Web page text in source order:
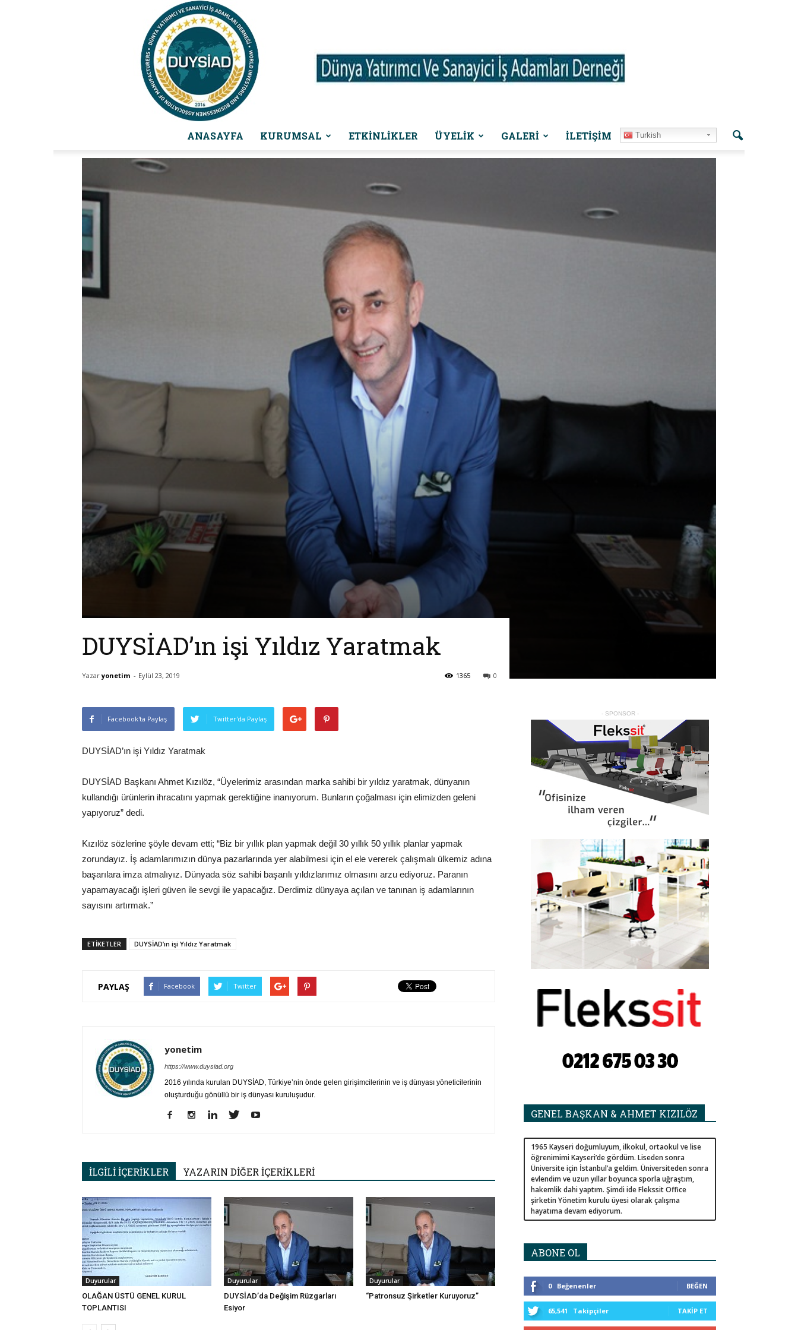
Dünya
Yatırımcı
Sanayi
İş
Adamları
ANASAYFA KURUMSAL ETKINLIKLER ÜYELİK GALERİ İLETIŞIM Turkish
DUYSİAD’ın işi Yıldız Yaratmak
Yazaryonetim - Eylül 23, 2019 0
1365
Facebook'ta Paylaş Twitter'da Paylaş
DUYSİAD’ın işi Yıldız Yaratmak
DUYSİAD Başkanı Ahmet Kızılöz, “Üyelerimiz arasından marka sahibi bir yıldız yaratmak, dünyanın
kullandığı ürünlerin ihracatını yapmak gerektiğine inanıyorum. Bunların çoğalması için elimizden geleni
yapıyoruz” dedi.
Kızılöz sözlerine şöyle devam etti; “Biz bir yıllık plan yapmak değil 30 yıllık 50 yıllık planlar yapmak
zorundayız. İş adamlarımızın dünya pazarlarında yer alabilmesi için el ele vererek çalışmalı ülkemiz adına
başarılara imza atmalıyız. Dünyada söz sahibi başarılı yıldızlarımız olmasını arzu ediyoruz. Paranın
yapamayacağı işleri güven ile sevgi ile yapacağız. Derdimiz dünyaya açılan ve tanınan iş adamlarının
sayısını artırmak.”
ETIKETLER DUYSİAD’ın işi Yıldız Yaratmak
PAYLAŞ Facebook Twitter
yonetim
https://www.duysiad.org
2016 yılında kurulan DUYSİAD, Türkiye’nin önde gelen girişimcilerinin ve iş dünyası yöneticilerinin
oluşturduğu gönüllü bir iş dünyası kuruluşudur.
İLGİLİ İÇERİKLER YAZARIN DİĞER İÇERİKLERİ
Duyurular
OLAĞAN ÜSTÜ GENEL KURUL
TOPLANTISI
Duyurular
DUYSİAD’da Değişim Rüzgarları
Esiyor
Duyurular
“Patronsuz Şirketler Kuruyoruz”
- SPONSOR -
GENEL BAŞKAN & AHMET KIZILÖZ
1965 Kayseri doğumluyum, ilkokul, ortaokul ve lise
öğrenimimi Kayseri’de gördüm. Liseden sonra
Üniversite için İstanbul’a geldim. Üniversiteden sonra
evlendim ve uzun yıllar boyunca sporla uğraştım,
hakemlik dahi yaptım. Şimdi ide Flekssit Office
şirketin Yönetim kurulu üyesi olarak çalışma
hayatıma devam ediyorum.
ABONE OL
0 Beğenenler BEĞEN
65,541 Takipçiler TAKIP ET